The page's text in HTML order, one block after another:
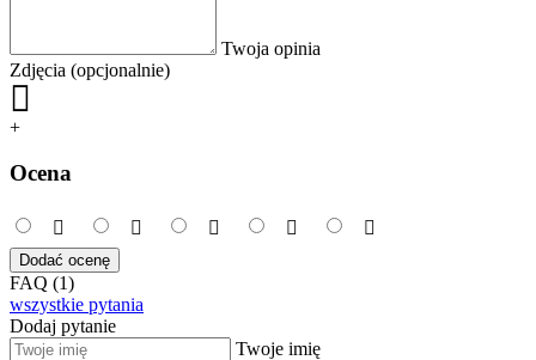
Twoja opinia
Zdjęcia (opcjonalnie)
+
Ocena
Dodać ocenę
FAQ (1)
wszystkie pytania
Dodaj pytanie
Twoje imię